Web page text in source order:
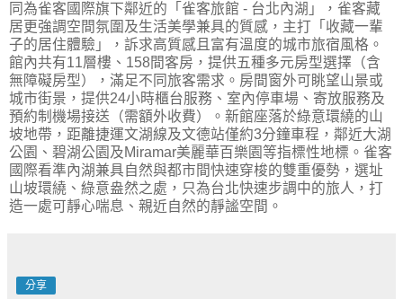
同為雀客國際旗下鄰近的「雀客旅館 - 台北內湖」，雀客藏
居更強調空間氛圍及生活美學兼具的質感，主打「收藏一輩
子的居住體驗」，訴求高質感且富有溫度的城市旅宿風格。
館內共有11層樓、158間客房，提供五種多元房型選擇（含
無障礙房型），滿足不同旅客需求。房間窗外可眺望山景或
城市街景，提供24小時櫃台服務、室內停車場、寄放服務及
預約制機場接送（需額外收費）。新館座落於綠意環繞的山
坡地帶，距離捷運文湖線及文德站僅約3分鐘車程，鄰近大湖
公園、碧湖公園及Miramar美麗華百樂園等指標性地標。雀客
國際看準內湖兼具自然與都市間快速穿梭的雙重優勢，選址
山坡環繞、綠意盎然之處，只為台北快速步調中的旅人，打
造一處可靜心喘息、親近自然的靜謐空間。
分享